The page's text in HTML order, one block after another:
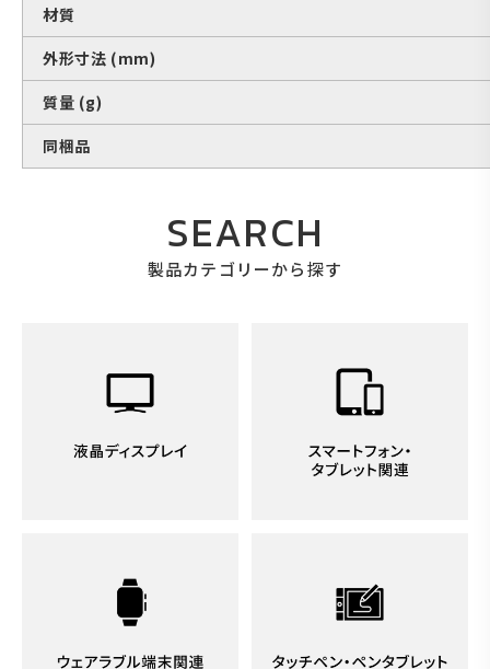
材質
外形寸法 (mm)
質量 (g)
同梱品
SEARCH
製品カテゴリーから探す